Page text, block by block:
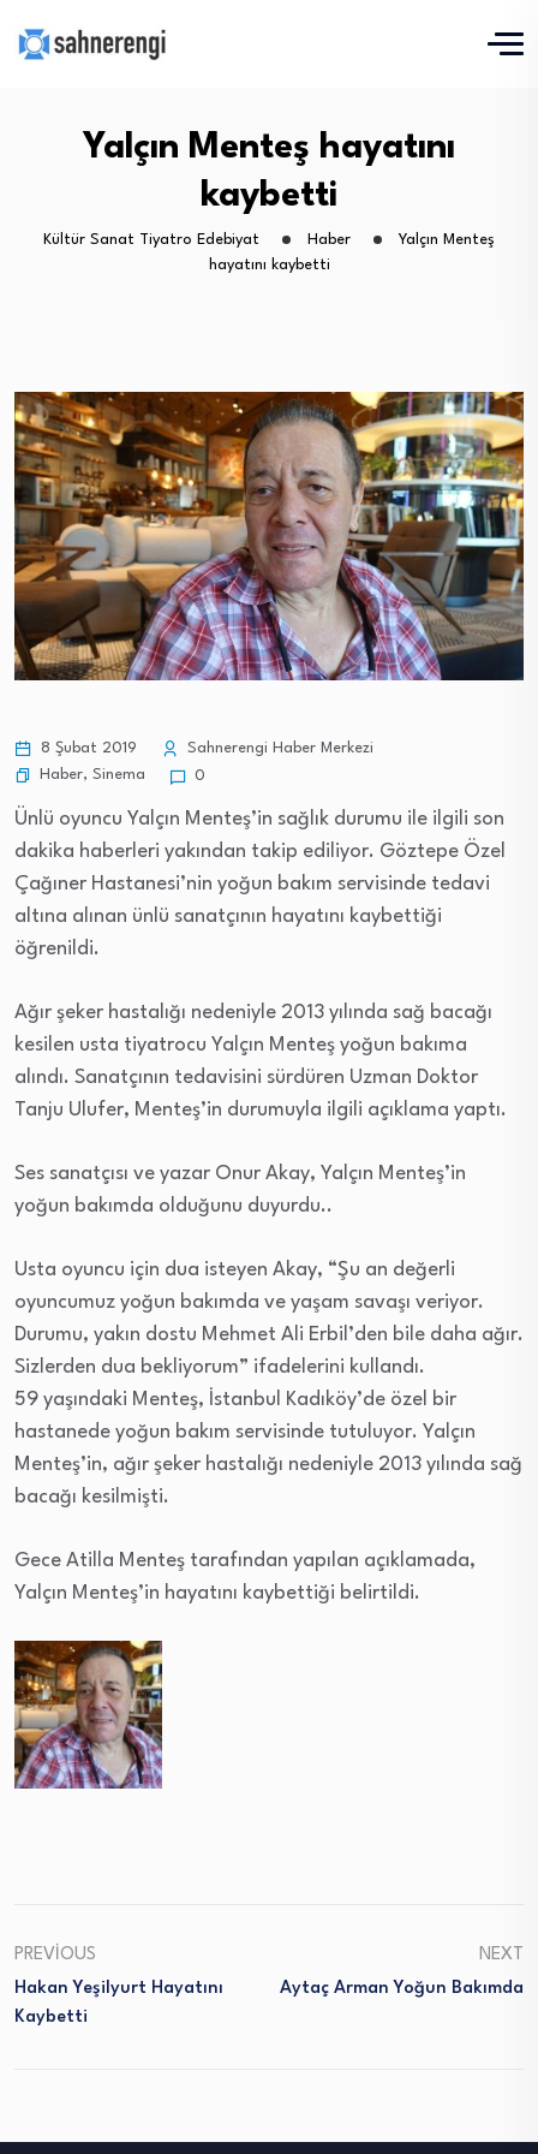
Yalçın Menteş hayatını
kaybetti
Kültür Sanat Tiyatro Edebiyat Haber
Yalçın Menteş
hayatını kaybetti
8 Şubat 2019
Sahnerengi Haber Merkezi
Haber, Sinema 0
Ünlü oyuncu Yalçın Menteş’in sağlık durumu ile ilgili son
dakika haberleri yakından takip ediliyor. Göztepe Özel
Çağıner Hastanesi’nin yoğun bakım servisinde tedavi
altına alınan ünlü sanatçının hayatını kaybettiği
öğrenildi.
Ağır şeker hastalığı nedeniyle 2013 yılında sağ bacağı
kesilen usta tiyatrocu Yalçın Menteş yoğun bakıma
alındı. Sanatçının tedavisini sürdüren Uzman Doktor
Tanju Ulufer, Menteş’in durumuyla ilgili açıklama yaptı.
Ses sanatçısı ve yazar Onur Akay, Yalçın Menteş’in
yoğun bakımda olduğunu duyurdu..
Usta oyuncu için dua isteyen Akay, “Şu an değerli
oyuncumuz yoğun bakımda ve yaşam savaşı veriyor.
Durumu, yakın dostu Mehmet Ali Erbil’den bile daha ağır.
Sizlerden dua bekliyorum” ifadelerini kullandı.
59 yaşındaki Menteş, İstanbul Kadıköy’de özel bir
hastanede yoğun bakım servisinde tutuluyor. Yalçın
Menteş’in, ağır şeker hastalığı nedeniyle 2013 yılında sağ
bacağı kesilmişti.
Gece Atilla Menteş tarafından yapılan açıklamada,
Yalçın Menteş’in hayatını kaybettiği belirtildi.
PREVIOUS
Hakan Yeşilyurt Hayatını
Kaybetti
NEXT
Aytaç Arman Yoğun Bakımda